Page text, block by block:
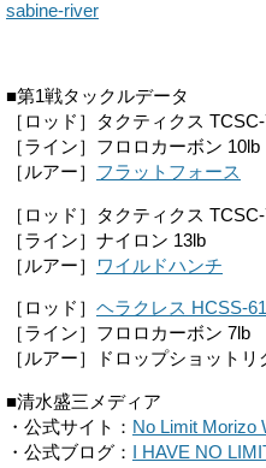
sabine-river
■第1戦タックルデータ
［ロッド］タクティクス
［ライン］フロロカーボン 10lb
［ルアー］ フラットフォース
［ロッド］タクティクス
［ライン］ナイロン 13lb
［ルアー］
ワイルドハンチ
［ロッド］ ヘラクレス HCSS-
［ライン］フロロカーボン 7lb
［ルアー］ドロップショットリ
■清水盛三メディア
・公式サイト： No Limit Morizo
・公式ブログ：
I HAVE NO